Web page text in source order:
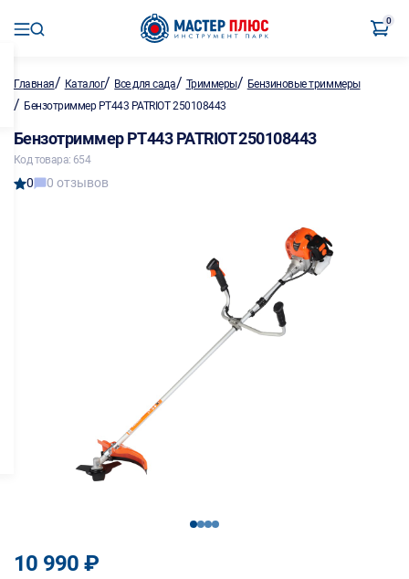
0
Главная/ Каталог/ Все для сада/ Триммеры/ Бензиновые триммеры
/ Бензотриммер PT443 PATRIOT 250108443
Бензотриммер PT443 PATRIOT 250108443
Код товара: 654
0 0 отзывов
1234
10 990 ₽